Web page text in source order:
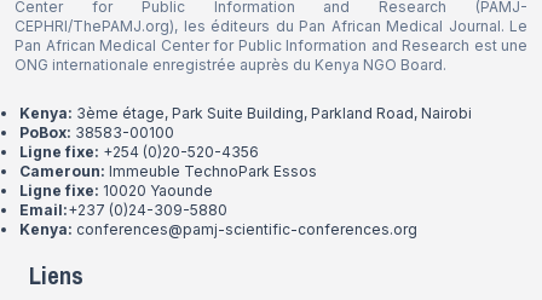
Center for Public Information and Research (PAMJ-
CEPHRI/ThePAMJ.org), les éditeurs du Pan African Medical Journal. Le
Pan African Medical Center for Public Information and Research est une
ONG internationale enregistrée auprès du Kenya NGO Board.
Kenya: 3ème étage, Park Suite Building, Parkland Road, Nairobi
PoBox: 38583-00100
Ligne fixe: +254 (0)20-520-4356
Cameroun: Immeuble TechnoPark Essos
Ligne fixe: 10020 Yaounde
Email:+237 (0)24-309-5880
Kenya: conferences@pamj-scientific-conferences.org
Liens